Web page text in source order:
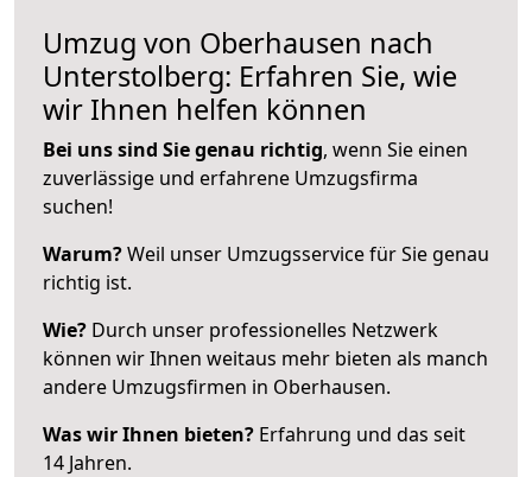
Umzug von Oberhausen nach
Unterstolberg: Erfahren Sie, wie
wir Ihnen helfen können
Bei uns sind Sie genau richtig, wenn Sie einen
zuverlässige und erfahrene Umzugsfirma
suchen!
Warum?Weil unser Umzugsservice für Sie genau
richtig ist.
Wie? Durch unser professionelles Netzwerk
können wir Ihnen weitaus mehr bieten als manch
andere Umzugsfirmen in Oberhausen.
Was wir Ihnen bieten? Erfahrung und das seit
14 Jahren.